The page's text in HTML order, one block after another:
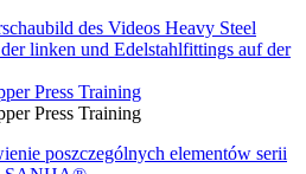
Press Training
Press Training